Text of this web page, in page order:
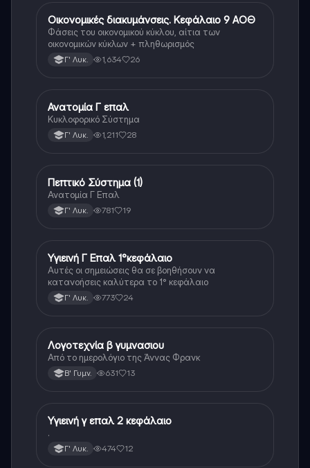
Άλλα
Οικονομικές διακυμάνσεις. Κεφάλαιο 9 ΑΟΘ
Φάσεις του οικονομικού κύκλου, αίτια των
οικονομικών κύκλων + πληθωρισμός
Γ' Λυκ. 1,634 26
Άλλα
Ανατομία Γ επαλ
Κυκλοφορικό Σύστημα
Γ' Λυκ. 1,211 28
Άλλα
Πεπτικό Σύστημα (1)
Ανατομία Γ Επαλ
Γ' Λυκ. 781 19
Άλλα
Υγιεινή Γ Επαλ 1°κεφάλαιο
Αυτές οι σημειώσεις θα σε βοηθήσουν να
κατανοήσεις καλύτερα το 1° κεφάλαιο
Γ' Λυκ. 773 24
Άλλα
Λογοτεχνία β γυμνασιου
Από το ημερολόγιο της Άννας Φρανκ
Β' Γυμν. 631 13
Άλλα
Υγιεινή γ επαλ 2 κεφάλαιο
.
Γ' Λυκ. 474 12